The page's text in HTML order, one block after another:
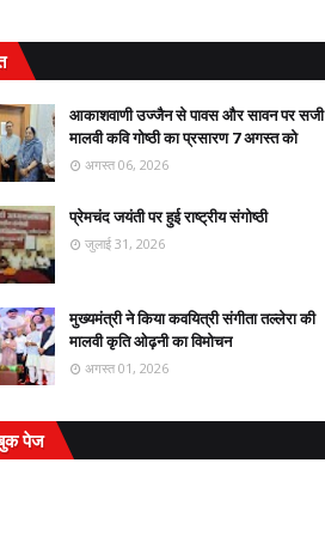
आकाशवाणी उज्जैन से पावस और सावन पर सजी
मालवी कवि गोष्ठी का प्रसारण 7 अगस्त को
अगस्त 06, 2026
प्रेमचंद जयंती पर हुई राष्ट्रीय संगोष्ठी
जुलाई 31, 2026
मुख्यमंत्री ने किया कवयित्री संगीता तल्लेरा की
मालवी कृति ओढ़नी का विमोचन
अगस्त 01, 2026
पेज